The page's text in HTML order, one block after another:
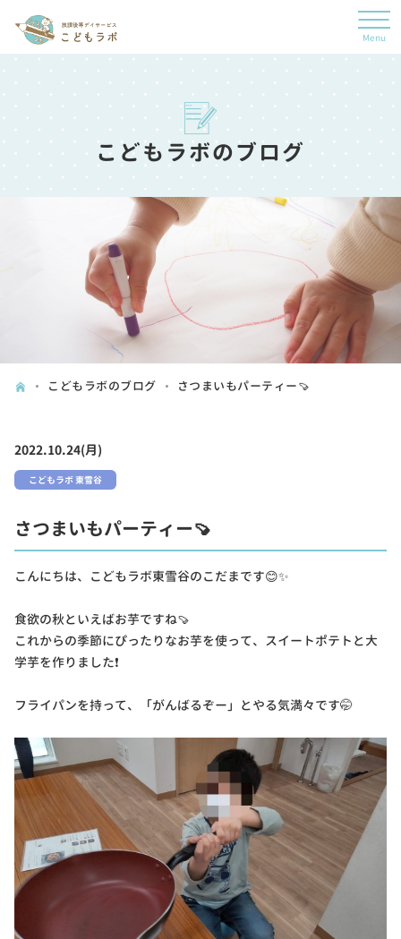
こどもラボのブログ
こどもラボのブログ さつまいもパーティー🍠
2022.10.24(月)
こどもラボ 東雪谷
さつまいもパーティー🍠
こんにちは、こどもラボ東雪谷のこだまです😊✨
食欲の秋といえばお芋ですね🍠
これからの季節にぴったりなお芋を使って、スイートポテトと大
学芋を作りました❗
フライパンを持って、「がんばるぞー」とやる気満々です🤭